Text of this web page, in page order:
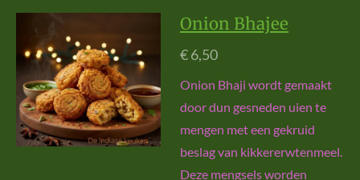
Onion Bhajee
€ 6,50
Onion Bhaji wordt gemaakt
door dun gesneden uien te
mengen met een gekruid
beslag van kikkererwtenmeel.
Deze mengsels worden